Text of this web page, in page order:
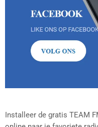
Installeer de gratis TEAM